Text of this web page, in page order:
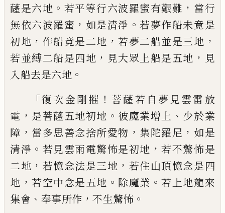
薩是六地 。 若平等行六波羅蜜有艱難 ， 當行
無依六波羅蜜 ， 如是清淨 。若夢作船未竟是
初地 ， 作船竟是二地 ，若夢二船並是三地 ，
若並縛二船是四地 ， 見大眾上船是五地 ， 見
入船去是六地 。
「復次金剛摧 ！ 菩薩若自夢見雲雷放
電 ， 是菩薩五地初地 。 彼魔業增上 、 少於業
障 ， 當多思善念捨所愛物 ， 集陀羅尼 ， 如是
清淨 。 若見雲雨電驚怖是初地 ，若不驚怖是
二地 ， 若憶念法是三地 ， 若住山頂憶念是四
地 ，若空中念是五地 。 除魔業 。若上地龍來
集會 、 奉事所作 ， 不生驚怖 。